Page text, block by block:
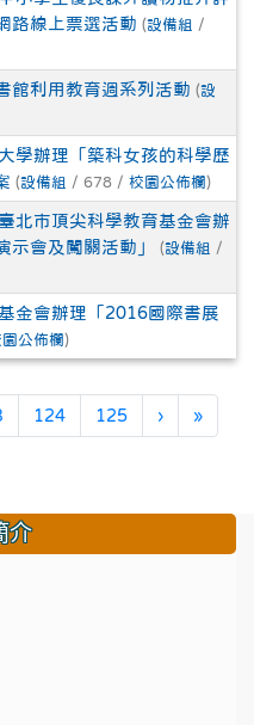
路線上票選活動 (設備組 /
館利用教育週系列活動 (設
學辦理「築科女孩的科學歷
(設備組 / 678 / 校園公佈欄 )
北市頂尖科學教育基金會辦
示會及闖關活動」
(設備組 /
金會辦理「2016國際書展
公佈欄 )
124 125 ›下一頁
»最後頁
介